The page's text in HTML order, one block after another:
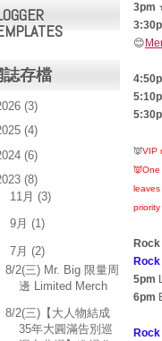
存檔
(3)
(4)
(6)
(8)
11月 (3)
9月 (1)
7月 (2)
8/2(三) Mr. Big 限量周
邊 Limited Merch
8/2(三)【大人物結成
35年大圓滿告別巡
3pm
😊
👿VIP
👿One
5pm
6pm